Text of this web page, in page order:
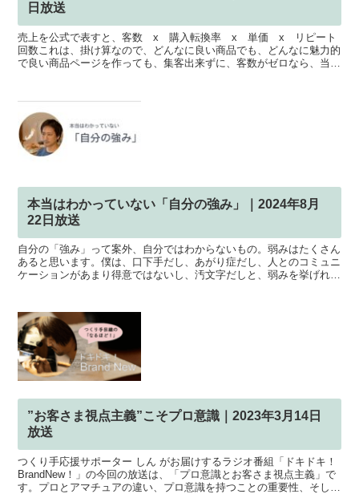
日放送
売上を公式で表すと、客数 x 購入転換率 x 単価 x リピート
回数これは、掛け算なので、どんなに良い商品でも、どんなに魅力的
で良い商品ページを作っても、集客出来ずに、客数がゼロなら、当然
本当はわかっていない「自分の強み」｜2024年8月
22日放送
自分の「強み」って案外、自分ではわからないもの。弱みはたくさん
あると思います。僕は、口下手だし、あがり症だし、人とのコミュニ
ケーションがあまり得意ではないし、汚文字だしと、弱みを挙げれば
”お客さま視点主義”こそプロ意識｜2023年3月14日
放送
つくり手応援サポーター しん がお届けするラジオ番組「ドキドキ！
BrandNew！」の今回の放送は、「プロ意識とお客さま視点主義」で
す。プロとアマチュアの違い、プロ意識を持つことの重要性、そして